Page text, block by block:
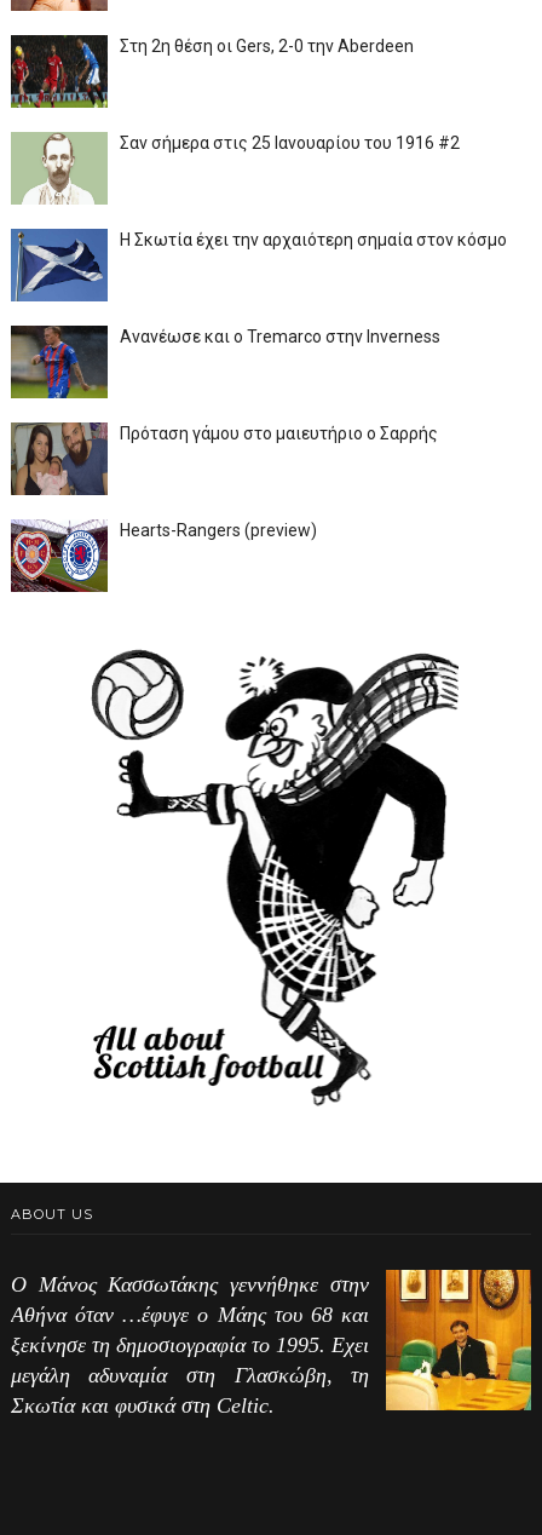
Στη 2η θέση οι Gers, 2-0 την Aberdeen
Σαν σήμερα στις 25 Ιανουαρίου του 1916 #2
Η Σκωτία έχει την αρχαιότερη σημαία στον κόσμο
Ανανέωσε και ο Tremarco στην Inverness
Πρόταση γάμου στο μαιευτήριο ο Σαρρής
Hearts-Rangers (preview)
ABOUT US
Ο Μάνος Κασσωτάκης γεννήθηκε στην
Αθήνα όταν …έφυγε ο Μάης του 68 και
ξεκίνησε τη δημοσιογραφία το 1995. Εχει
μεγάλη αδυναμία στη Γλασκώβη, τη
Σκωτία και φυσικά στη Celtic.